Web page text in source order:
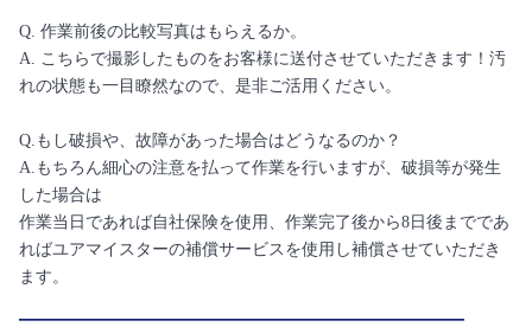
Q. 作業前後の比較写真はもらえるか。
A. こちらで撮影したものをお客様に送付させていただきます！汚
れの状態も一目瞭然なので、是非ご活用ください。
Q.もし破損や、故障があった場合はどうなるのか？
A.もちろん細心の注意を払って作業を行いますが、破損等が発生
した場合は
作業当日であれば自社保険を使用、作業完了後から8日後までであ
ればユアマイスターの補償サービスを使用し補償させていただき
ます。